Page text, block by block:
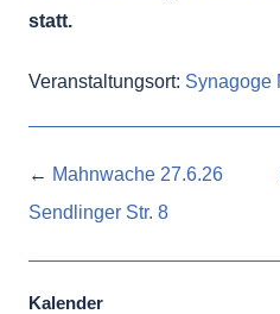
statt.
Veranstaltungsort: Synagoge
Beitragsnavigation
← Mahnwache 27.6.26
Sendlinger Str. 8
Kalender